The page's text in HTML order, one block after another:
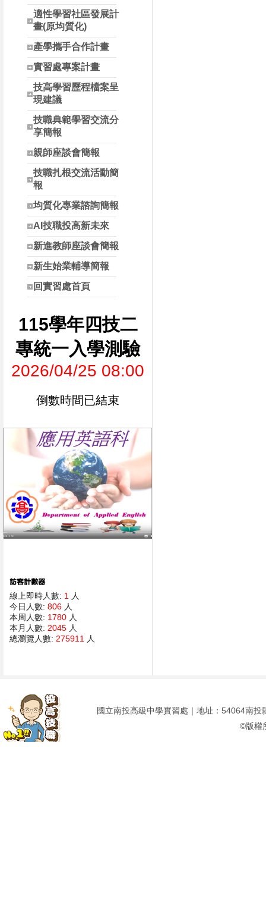
適性學習社區發展計
畫(原均質化)
產學攜手合作計畫
實習處專案計畫
技高學習歷程檔案呈
現建議
技職典範學習交流分
享簡報
親師座談會簡報
技職扎根交流活動簡
報
均質化專業諮詢簡報
AI技職投高新未來
新進教師座談會簡報
新生始業輔導簡報
回實習處首頁
115學年四技二
專統一入學測驗
2026/04/25 08:00
倒數時間已結束
線上即時人數: 1
人
今日人數: 806 人
本周人數: 1780 人
本月人數: 2045 人
總瀏覽人數: 275911 人
國立南投高級中學實習處｜地址：54064南
©版權